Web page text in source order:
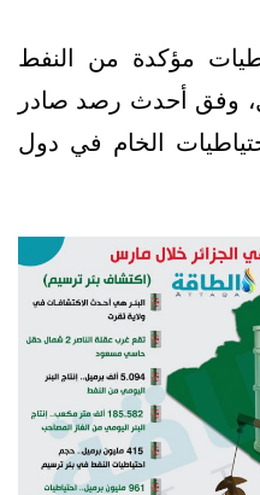
مؤكدة من النفط
برميل، وفق أحدث رصد صادر
الخام في دول